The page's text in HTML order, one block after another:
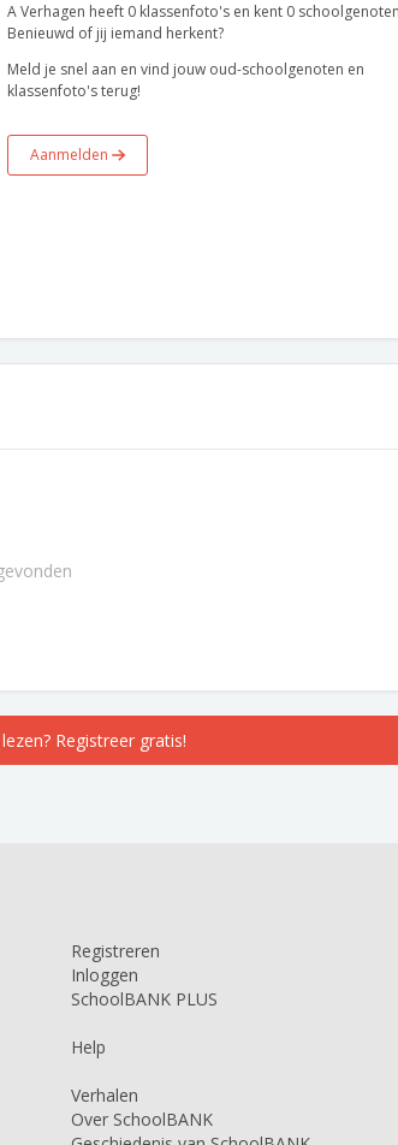
A Verhagen heeft 0 klassenfoto's en kent 0
Benieuwd of jij iemand herkent?
Meld je snel aan en vind jouw oud-schoolgenoten en
klassenfoto's terug!
Aanmelden
Registreer gratis!
Registreren
Inloggen
SchoolBANK PLUS
Help
Verhalen
Over SchoolBANK